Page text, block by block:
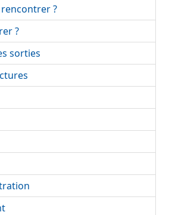
?
?
sorties